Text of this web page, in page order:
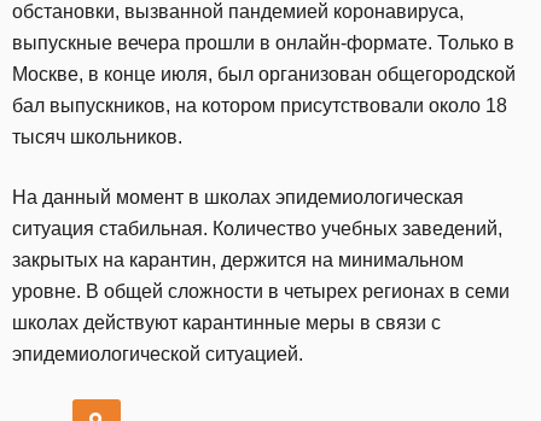
обстановки, вызванной пандемией коронавируса,
выпускные вечера прошли в онлайн-формате. Только в
Москве, в конце июля, был организован общегородской
бал выпускников, на котором присутствовали около 18
тысяч школьников.
На данный момент в школах эпидемиологическая
ситуация стабильная. Количество учебных заведений,
закрытых на карантин, держится на минимальном
уровне. В общей сложности в четырех регионах в семи
школах действуют карантинные меры в связи с
эпидемиологической ситуацией.